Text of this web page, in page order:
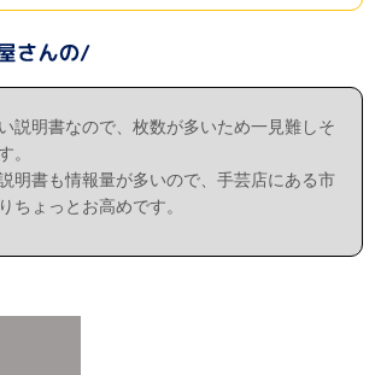
説明書なので、枚数が多いため一見難しそ
。
明書も情報量が多いので、手芸店にある市
ちょっとお高めです。